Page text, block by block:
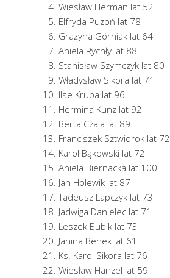
Wiesław Herman lat 52
Elfryda Puzoń lat 78
Grażyna Górniak lat 64
Aniela Rychły lat 88
Stanisław Szymczyk lat 80
Władysław Sikora lat 71
Ilse Krupa lat 96
Hermina Kunz lat 92
Berta Czaja lat 89
Franciszek Sztwiorok lat 72
Karol Bąkowski lat 72
Aniela Biernacka lat 100
Jan Holewik lat 87
Tadeusz Lapczyk lat 73
Jadwiga Danielec lat 71
Leszek Bubik lat 73
Janina Benek lat 61
Ks. Karol Sikora lat 76
Wiesław Hanzel lat 59